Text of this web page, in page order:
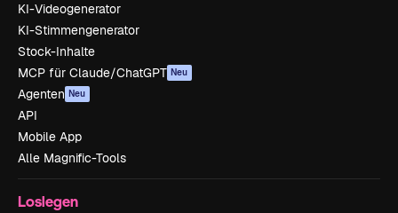
KI-Videogenerator
KI-Stimmengenerator
Stock-Inhalte
MCP für Claude/ChatGPT Neu
Agenten Neu
API
Mobile App
Alle Magnific-Tools
Loslegen